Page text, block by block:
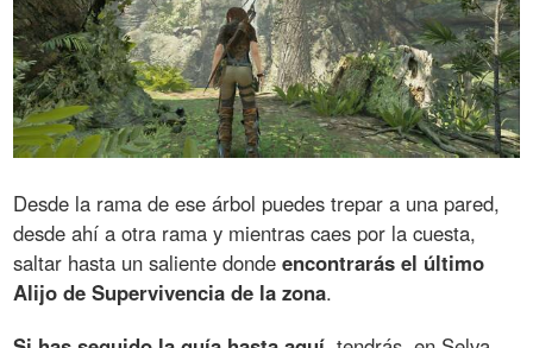
Desde la rama de ese árbol puedes trepar a una pared,
desde ahí a otra rama y mientras caes por la cuesta,
saltar hasta un saliente dondeencontrarás el último
Alijo de Supervivencia de la zona.